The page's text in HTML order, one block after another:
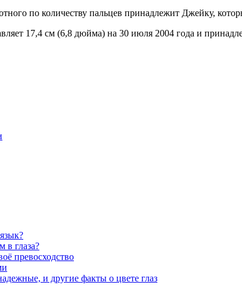
по количеству пальцев принадлежит Джейку,
17,4 см (6,8 дюйма) на 30 июля 2004 года и
в глаза?
превосходство
и другие факты о цвете глаз